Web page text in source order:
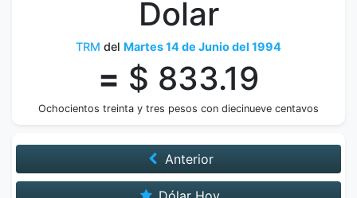
Dolar
TRM del Martes 14 de Junio del 1994
= $ 833.19
Ochocientos treinta y tres pesos con diecinueve centavos
Anterior